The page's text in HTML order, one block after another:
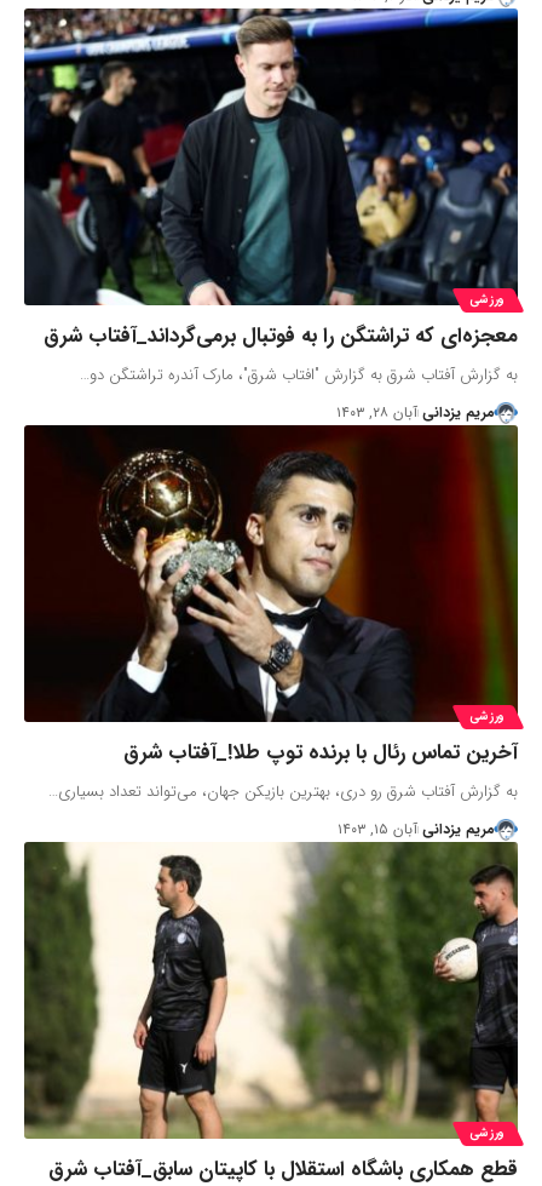
ورزشی
معجزه‌ای که تراشتگن را به فوتبال برمی‌گرداند_آفتاب شرق
به گزارش آفتاب شرق به گزارش "افتاب شرق"، مارک آندره تراشتگن دو…
مریم یزدانی آبان ۲۸, ۱۴۰۳
ورزشی
آخرین تماس رئال با برنده توپ طلا!_آفتاب شرق
به گزارش آفتاب شرق رو دری، بهترین بازیکن جهان، می‌تواند تعداد بسیاری…
مریم یزدانی آبان ۱۵, ۱۴۰۳
ورزشی
قطع همکاری باشگاه استقلال با کاپیتان سابق_آفتاب شرق